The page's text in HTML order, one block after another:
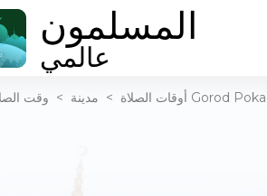
المسلمون
عالمي
أوقات الصلاة > مدينة >